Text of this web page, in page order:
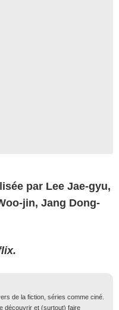
par Lee Jae-gyu,
jin, Jang Dong-
de la fiction, séries comme ciné.
découvrir et (surtout) faire